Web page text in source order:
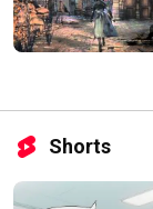
Shorts